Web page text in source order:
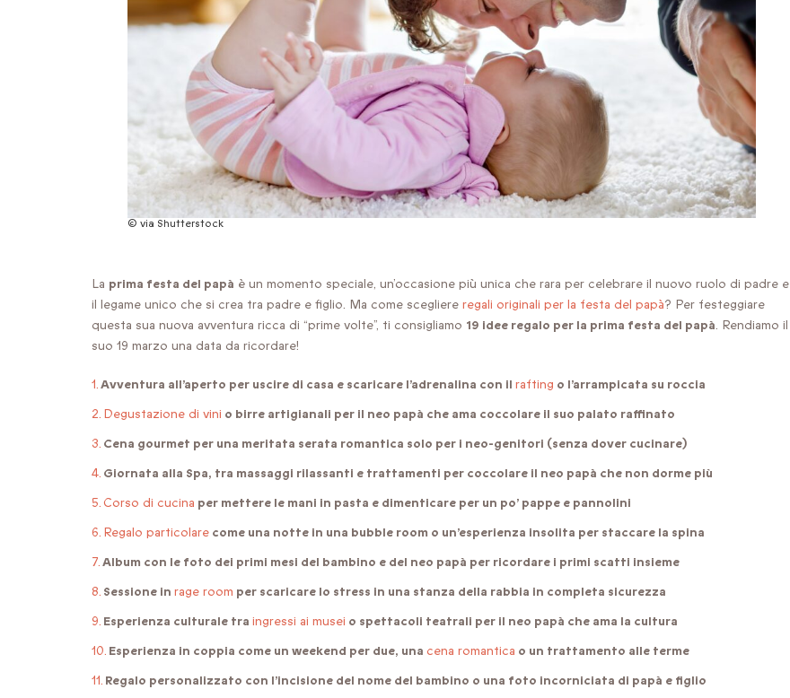
© via Shutterstock
La prima festa del papà è un momento speciale, un’occasione più unica che rara per celebrare il nuovo ruolo di padre e
il legame unico che si crea tra padre e figlio. Ma come scegliere regali originali per la festa del papà? Per festeggiare
questa sua nuova avventura ricca di “prime volte”, ti consigliamo 19 idee regalo per la prima festa del papà. Rendiamo il
suo 19 marzo una data da ricordare!
Avventura all’aperto per uscire di casa e scaricare l’adrenalina con il rafting o l’arrampicata su roccia
Degustazione di vini o birre artigianali per il neo papà che ama coccolare il suo palato raffinato
Cena gourmet per una meritata serata romantica solo per i neo-genitori (senza dover cucinare)
Giornata alla Spa, tra massaggi rilassanti e trattamenti per coccolare il neo papà che non dorme più
Corso di cucina per mettere le mani in pasta e dimenticare per un po’ pappe e pannolini
Regalo particolare come una notte in una bubble room o un’esperienza insolita per staccare la spina
Album con le foto dei primi mesi del bambino e del neo papà per ricordare i primi scatti insieme
Sessione in rage room per scaricare lo stress in una stanza della rabbia in completa sicurezza
Esperienza culturale tra ingressi ai musei o spettacoli teatrali per il neo papà che ama la cultura
Esperienza in coppia come un weekend per due, una cena romantica o un trattamento alle terme
Regalo personalizzato con l’incisione del nome del bambino o una foto incorniciata di papà e figlio